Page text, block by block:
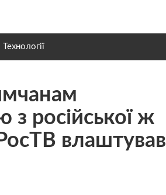
Технології
з російської ж
влаштував